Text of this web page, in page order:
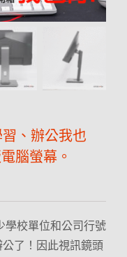
習、辦公我也
腦螢幕。
學校單位和公司行號
了！因此視訊鏡頭